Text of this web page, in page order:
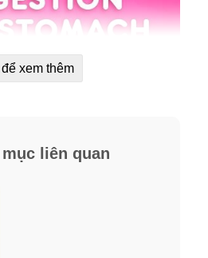
về tiêu hóa, dạ dày:
đau bụng, tiêu chảy.
chế dưới dạng viên ngậm
xem thêm
liên quan